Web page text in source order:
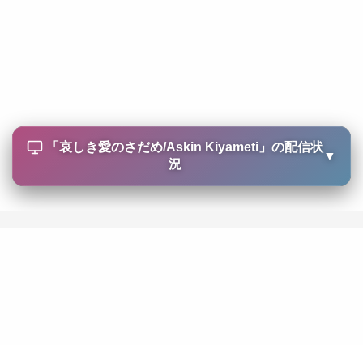
「 哀しき愛のさだめ/Askin Kiyameti」の配信状
況
▼